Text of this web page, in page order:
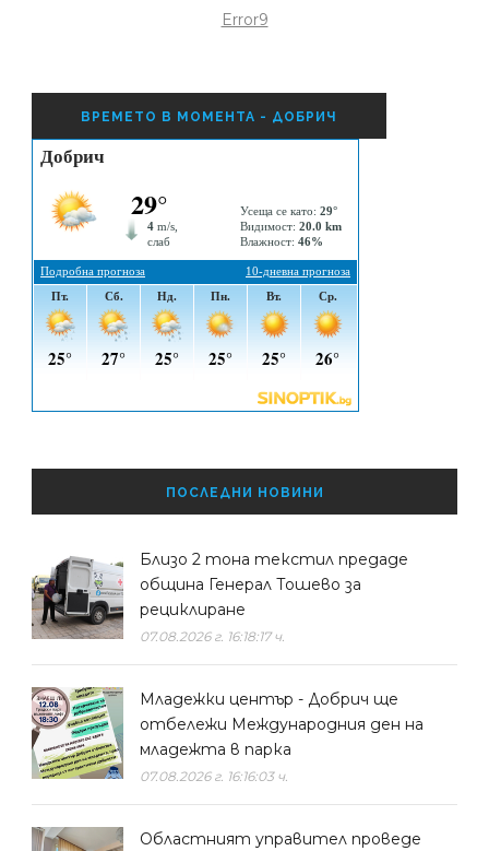
Error9
ВРЕМЕТО В МОМЕНТА - ДОБРИЧ
ПОСЛЕДНИ НОВИНИ
Близо 2 тона текстил предаде
община Генерал Тошево за
рециклиране
07.08.2026 г. 16:18:17 ч.
Младежки център - Добрич ще
отбележи Международния ден на
младежта в парка
07.08.2026 г. 16:16:03 ч.
Областният управител проведе